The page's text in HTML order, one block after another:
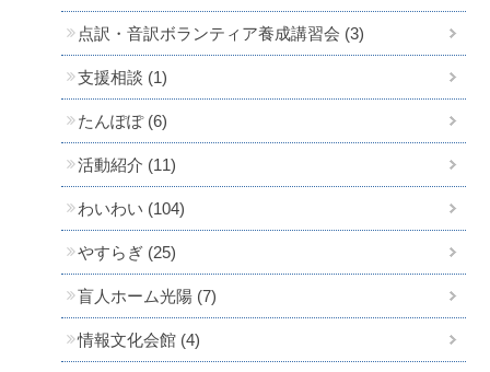
点訳・音訳ボランティア養成講習会 (3)
支援相談 (1)
たんぽぽ (6)
活動紹介 (11)
わいわい (104)
やすらぎ (25)
盲人ホーム光陽 (7)
情報文化会館 (4)